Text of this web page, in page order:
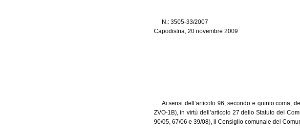
N.: 3505-33/2007
Capodistria, 20 novembre 2009
Ai sensi dell’articolo 96, secondo e quinto coma,
ZVO-1B), in virtù dell’articolo 27 dello Statuto del
90/05, 67/06 e 39/08), il Consiglio comunale del